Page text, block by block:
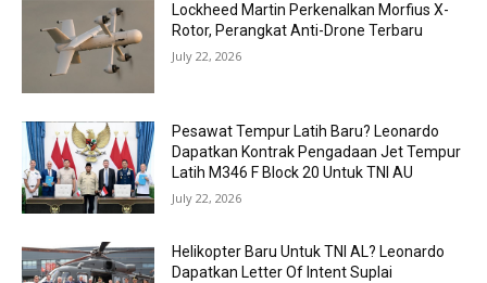
Lockheed Martin Perkenalkan Morfius X-
Rotor, Perangkat Anti-Drone Terbaru
July 22, 2026
Pesawat Tempur Latih Baru? Leonardo
Dapatkan Kontrak Pengadaan Jet Tempur
Latih M346 F Block 20 Untuk TNI AU
July 22, 2026
Helikopter Baru Untuk TNI AL? Leonardo
Dapatkan Letter Of Intent Suplai